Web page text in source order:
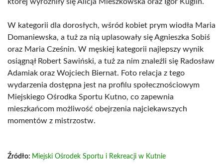
W kategorii dla dorosłych, wśród kobiet prym wiodła Maria
Domaniewska, a tuż za nią uplasowały się Agnieszka Sobiś
oraz Maria Cześnin. W męskiej kategorii najlepszy wynik
osiągnął Robert Sawiński, a tuż za nim znaleźli się Radosław
Adamiak oraz Wojciech Biernat. Foto relacja z tego
wydarzenia dostępna jest na profilu społecznościowym
Miejskiego Ośrodka Sportu Kutno, co zapewnia
mieszkańcom możliwość obejrzenia najciekawszych
momentów z mistrzostw.
Źródło: Miejski Ośrodek Sportu i Rekreacji w Kutnie